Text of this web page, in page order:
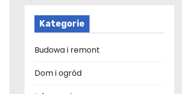
Kategorie
Budowa i remont
Dom i ogród